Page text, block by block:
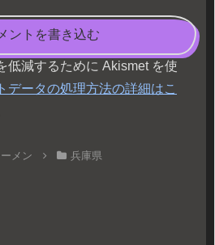
ントを書き込む
低減するために Akismet を使
データの処理方法の詳細はこ
メン 兵庫県